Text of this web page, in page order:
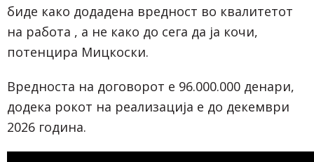
биде како додадена вредност во квалитетот
на работа , а не како до сега да ја кочи,
потенцира Мицкоски.
Вредноста на договорот е 96.000.000 денари,
додека рокот на реализација е до декември
2026 година.